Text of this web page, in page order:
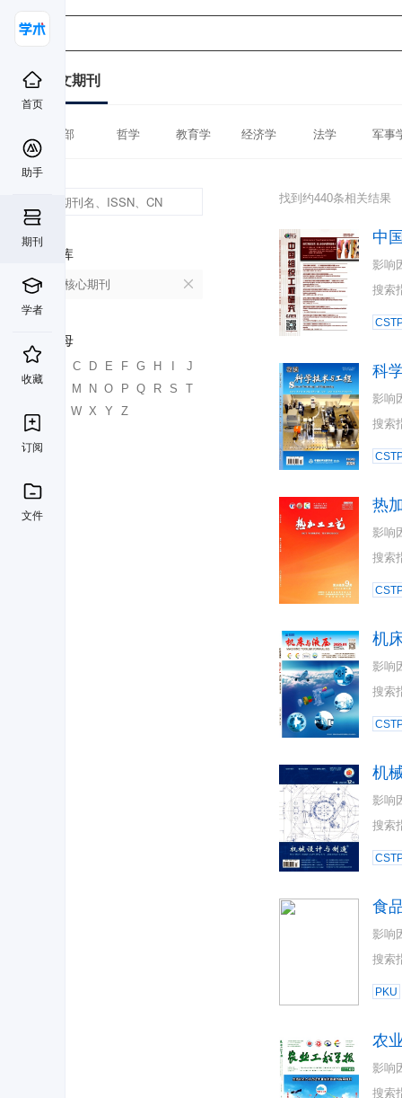
首页
助手
期刊
学者
收藏
订阅
文件
中文期刊
全部 哲学 教育学 经济学 法学 军事
数据库
北大核心期刊
首字母
C D E F G H
J
K
M N O P Q R S
T
W X Y Z
找到约440条相关结果
中
影响
搜索
科
影响
搜索
热
影响
搜索
机
影响
搜索
机
影响
搜索
食
影响
搜索
PKU
农
影响
搜索